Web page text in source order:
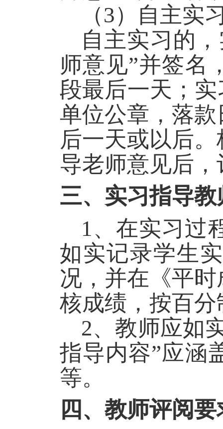
（3）自主实
自主实习的
师意见”并签名
段最后一天；
单位公章，落
后一天或以后
导老师意见后
三、实习指导教
1、在实习过
如实记录学生
况，并在《平
核成绩，按百分
2、教师应如
指导内容”应涵
等。
四、教师评阅要